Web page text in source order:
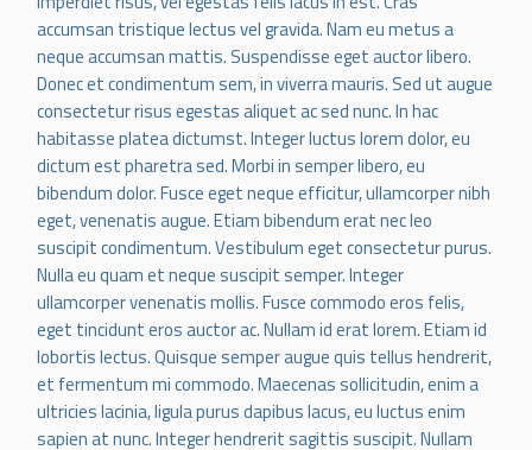
accumsan tristique lectus vel gravida. Nam eu metus a
neque accumsan mattis. Suspendisse eget auctor libero.
Donec et condimentum sem, in viverra mauris. Sed ut augue
consectetur risus egestas aliquet ac sed nunc. In hac
habitasse platea dictumst. Integer luctus lorem dolor, eu
dictum est pharetra sed. Morbi in semper libero, eu
bibendum dolor. Fusce eget neque efficitur, ullamcorper nibh
eget, venenatis augue. Etiam bibendum erat nec leo
suscipit condimentum. Vestibulum eget consectetur purus.
Nulla eu quam et neque suscipit semper. Integer
ullamcorper venenatis mollis. Fusce commodo eros felis,
eget tincidunt eros auctor ac. Nullam id erat lorem. Etiam id
lobortis lectus. Quisque semper augue quis tellus hendrerit,
et fermentum mi commodo. Maecenas sollicitudin, enim a
ultricies lacinia, ligula purus dapibus lacus, eu luctus enim
sapien at nunc. Integer hendrerit sagittis suscipit. Nullam